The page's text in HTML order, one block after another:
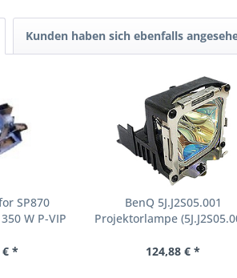
Kunden haben sich ebenfalls
SP870
W P-VIP
€ *
BenQ 5J.J2S05.001
Projektorlampe
124,88 € *